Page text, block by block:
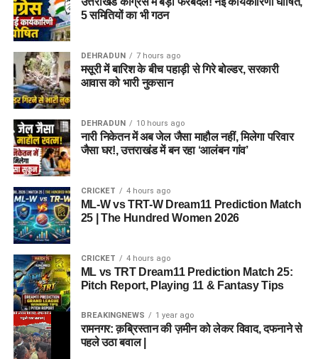
5 समितियों का भी गठन
DEHRADUN 7 hours ago
मसूरी में बारिश के बीच पहाड़ी से गिरे बोल्डर, सरकारी
आवास को भारी नुकसान
DEHRADUN 10 hours ago
नारी निकेतन में अब जेल जैसा माहौल नहीं, मिलेगा परिवार
जैसा घर!, उत्तराखंड में बन रहा ‘आलंबन गांव’
CRICKET 4 hours ago
ML-W vs TRT-W Dream11 Prediction Match
25 | The Hundred Women 2026
CRICKET 4 hours ago
ML vs TRT Dream11 Prediction Match 25:
Pitch Report, Playing 11 & Fantasy Tips
BREAKINGNEWS 1 year ago
रामनगर: क़ब्रिस्तान की ज़मीन को लेकर विवाद, दफनाने से
पहले उठा बवाल |